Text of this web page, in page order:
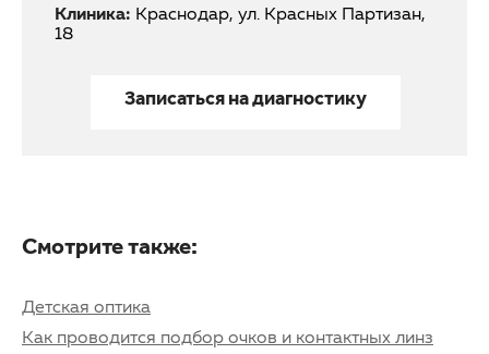
Клиника: Краснодар, ул. Красных Партизан,
18
Записаться на диагностику
Смотрите также:
Детская оптика
Как проводится подбор очков и контактных линз